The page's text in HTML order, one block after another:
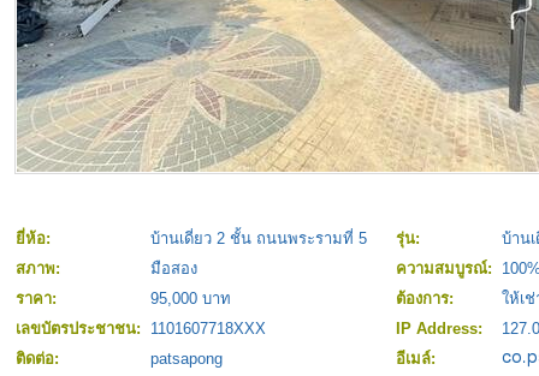
ยี่ห้อ: บ้านเดี่ยว 2 ชั้น ถนนพระรามที่ 5 รุ่น:
บ้าน
สภาพ:
มือสอง ความสมบูรณ์:
ราคา:
95,000 บาท ต้องการ:
ให้เช่
เลขบัตรประชาชน:
1101607718XXX IP Address:
ติดต่อ:
patsapong
อีเมล์: